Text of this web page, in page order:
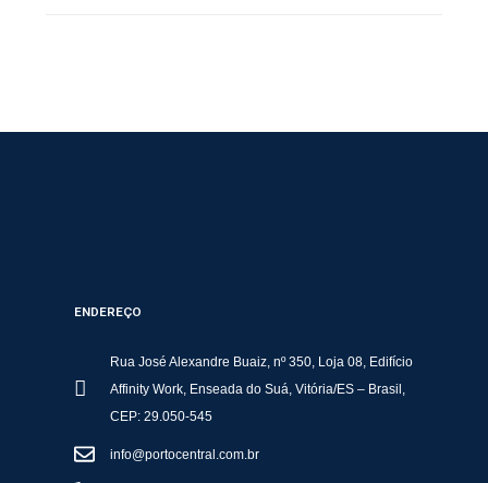
ENDEREÇO
Rua José Alexandre Buaiz, nº 350, Loja 08, Edifício
Affinity Work, Enseada do Suá, Vitória/ES – Brasil,
CEP: 29.050-545
info@portocentral.com.br